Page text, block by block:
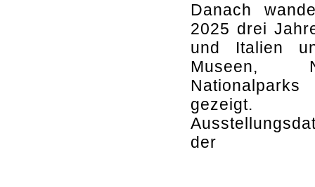
Danach
2025 drei
und Italien
Museen,
gezeigt.
der